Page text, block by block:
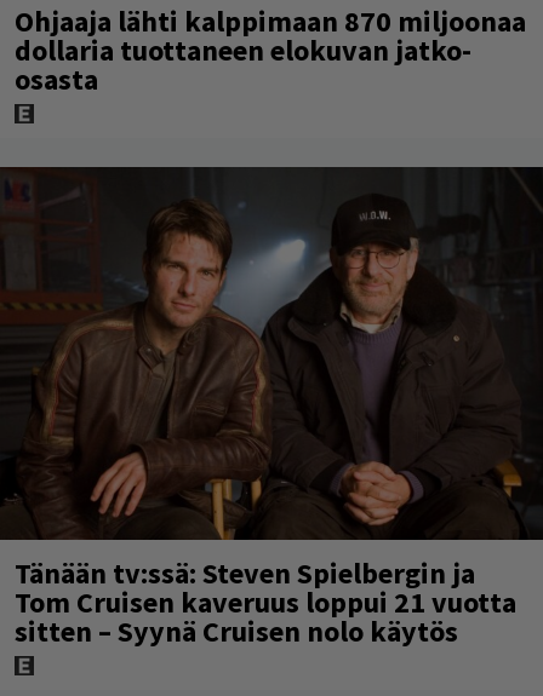
Ohjaaja lähti kalppimaan 870 miljoonaa
dollaria tuottaneen elokuvan jatko-
osasta
Tänään tv:ssä: Steven Spielbergin ja
Tom Cruisen kaveruus loppui 21 vuotta
sitten – Syynä Cruisen nolo käytös